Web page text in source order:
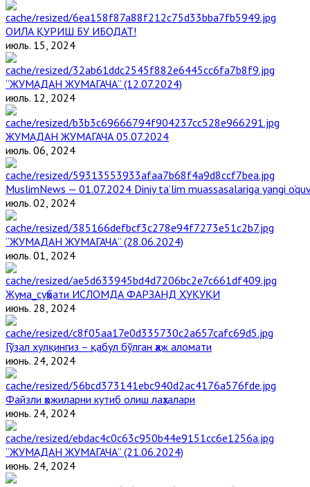
ОИЛА ҚУРИШ БУ ИБОДАТ!
июль. 15, 2024
“ЖУМАДАН ЖУМАГАЧА” (12.07.2024)
июль. 12, 2024
ЖУМАДАН ЖУМАГАЧА 05.07.2024
июль. 06, 2024
MuslimNews — 01.07.2024 Diniy ta’lim muassasalariga yangi
июль. 02, 2024
“ЖУМАДАН ЖУМАГАЧА” (28.06.2024)
июль. 01, 2024
Жума_суҳбати ИСЛОМДА ФАРЗАНД ҲУҚУҚИ
июнь. 28, 2024
Гўзал хулқингиз – қабул бўлган ҳаж аломати
июнь. 24, 2024
Файзли ҳожиларни кутиб олиш лаҳзалари
июнь. 24, 2024
“ЖУМАДАН ЖУМАГАЧА” (21.06.2024)
июнь. 24, 2024